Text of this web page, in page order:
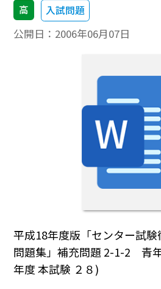
高 入試問題
公開日： 2006年06月07日
平成18年度版「センター試
問題集」補充問題 2-1-2 青
年度 本試験 ２８)